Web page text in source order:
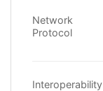
Network
Protocol
Interoperability